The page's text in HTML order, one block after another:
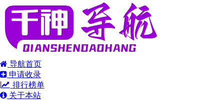
导航首页
申请收录
排行榜单
关于本站